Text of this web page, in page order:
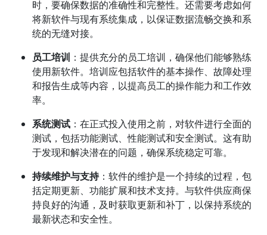
时，要确保数据的准确性和完整性。还需要考虑如何
将新软件与现有系统集成，以保证数据流畅交换和系
统的无缝对接。
员工培训 ：提供充分的员工培训，确保他们能够熟练
使用新软件。培训应包括软件的基本操作、故障处理
和报告生成等内容，以提高员工的操作能力和工作效
率。
系统测试 ：在正式投入使用之前，对软件进行全面的
测试，包括功能测试、性能测试和安全测试。这有助
于发现和解决潜在的问题，确保系统稳定可靠。
持续维护与支持：软件的维护是一个持续的过程，包
括定期更新、功能扩展和技术支持。与软件供应商保
持良好的沟通，及时获取更新和补丁，以保持系统的
最新状态和安全性。